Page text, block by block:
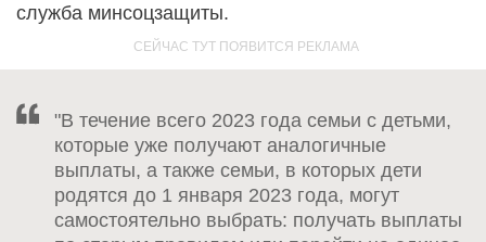
служба минсоцзащиты.
"В течение всего 2023 года семьи с детьми,
которые уже получают аналогичные
выплаты, а также семьи, в которых дети
родятся до 1 января 2023 года, могут
самостоятельно выбрать: получать выплаты